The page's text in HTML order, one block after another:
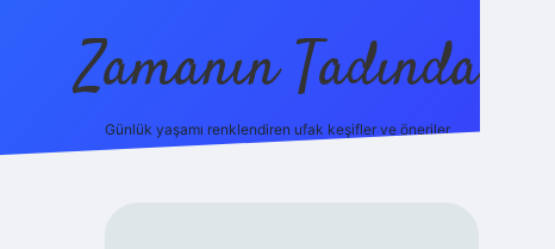
Zamanın Tadında
Günlük yaşamı renklendiren ufak keşifler ve öneriler.